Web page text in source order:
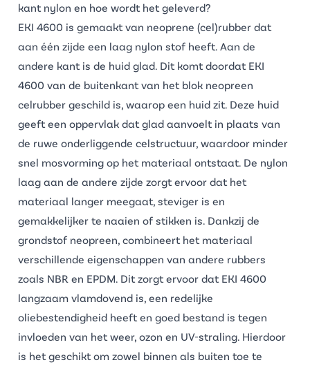
kant nylon en hoe wordt het geleverd?
EKI 4600 is gemaakt van neoprene (cel)rubber dat
aan één zijde een laag nylon stof heeft. Aan de
andere kant is de huid glad. Dit komt doordat EKI
4600 van de buitenkant van het blok neopreen
celrubber geschild is, waarop een huid zit. Deze huid
geeft een oppervlak dat glad aanvoelt in plaats van
de ruwe onderliggende celstructuur, waardoor minder
snel mosvorming op het materiaal ontstaat. De nylon
laag aan de andere zijde zorgt ervoor dat het
materiaal langer meegaat, steviger is en
gemakkelijker te naaien of stikken is. Dankzij de
grondstof neopreen, combineert het materiaal
verschillende eigenschappen van andere rubbers
zoals NBR en EPDM. Dit zorgt ervoor dat EKI 4600
langzaam vlamdovend is, een redelijke
oliebestendigheid heeft en goed bestand is tegen
invloeden van het weer, ozon en UV-straling. Hierdoor
is het geschikt om zowel binnen als buiten toe te